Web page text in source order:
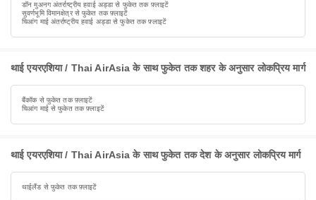
डॉन मुअनग अंतर्राष्ट्रीय हवाई अड्डा से फुकेत तक फ़्लाइटें
सुवर्णभूमि विमानक्षेत्र से फुकेत तक फ़्लाइटें
चिआंग माई अंतर्राष्ट्रीय हवाई अड्डा से फुकेत तक फ़्लाइटें
थाई एयरएशिया / Thai AirAsia के साथ फुकेत तक शहर के अनुसार लोकप्रिय मार्ग
बैंकॉक से फुकेत तक फ़्लाइटें
चिआंग माई से फुकेत तक फ़्लाइटें
थाई एयरएशिया / Thai AirAsia के साथ फुकेत तक देश के अनुसार लोकप्रिय मार्ग
थाईलैंड से फुकेत तक फ़्लाइटें